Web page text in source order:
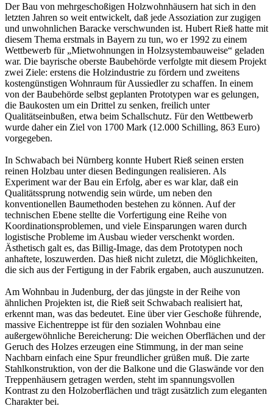
Der Bau von mehrgeschoßigen Holzwohnhäusern hat sich in den
letzten Jahren so weit entwickelt, daß jede Assoziation zur zugigen
und unwohnlichen Baracke verschwunden ist. Hubert Rieß hatte mit
diesem Thema erstmals in Bayern zu tun, wo er 1992 zu einem
Wettbewerb für „Mietwohnungen in Holzsystembauweise“ geladen
war. Die bayrische oberste Baubehörde verfolgte mit diesem Projekt
zwei Ziele: erstens die Holzindustrie zu fördern und zweitens
kostengünstigen Wohnraum für Aussiedler zu schaffen. In einem
von der Baubehörde selbst geplanten Prototypen war es gelungen,
die Baukosten um ein Drittel zu senken, freilich unter
Qualitätseinbußen, etwa beim Schallschutz. Für den Wettbewerb
wurde daher ein Ziel von 1700 Mark (12.000 Schilling, 863 Euro)
vorgegeben.
In Schwabach bei Nürnberg konnte Hubert Rieß seinen ersten
reinen Holzbau unter diesen Bedingungen realisieren. Als
Experiment war der Bau ein Erfolg, aber es war klar, daß ein
Qualitätssprung notwendig sein würde, um neben den
konventionellen Baumethoden bestehen zu können. Auf der
technischen Ebene stellte die Vorfertigung eine Reihe von
Koordinationsproblemen, und viele Einsparungen waren durch
logistische Probleme im Ausbau wieder verschenkt worden.
Ästhetisch galt es, das Billig-Image, das dem Prototypen noch
anhaftete, loszuwerden. Das hieß nicht zuletzt, die Möglichkeiten,
die sich aus der Fertigung in der Fabrik ergaben, auch auszunutzen.
Am Wohnbau in Judenburg, der das jüngste in der Reihe von
ähnlichen Projekten ist, die Rieß seit Schwabach realisiert hat,
erkennt man, was das bedeutet. Eine über vier Geschoße führende,
massive Eichentreppe ist für den sozialen Wohnbau eine
außergewöhnliche Bereicherung: Die weichen Oberflächen und der
Geruch des Holzes erzeugen eine Stimmung, in der man seine
Nachbarn einfach eine Spur freundlicher grüßen muß. Die zarte
Stahlkonstruktion, von der die Balkone und die Glaswände vor den
Treppenhäusern getragen werden, steht im spannungsvollen
Kontrast zu den Holzoberflächen und trägt zusätzlich zum eleganten
Charakter bei.